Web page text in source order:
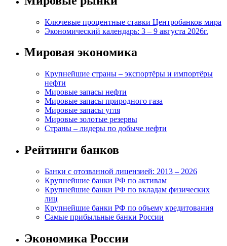
Ключевые процентные ставки Центробанков мира
Экономический календарь: 3 – 9 августа 2026г.
Мировая экономика
Крупнейшие страны – экспортёры и импортёры
нефти
Мировые запасы нефти
Мировые запасы природного газа
Мировые запасы угля
Мировые золотые резервы
Страны – лидеры по добыче нефти
Рейтинги банков
Банки с отозванной лицензией: 2013 – 2026
Крупнейшие банки РФ по активам
Крупнейшие банки РФ по вкладам физических
лиц
Крупнейшие банки РФ по объему кредитования
Самые прибыльные банки России
Экономика России